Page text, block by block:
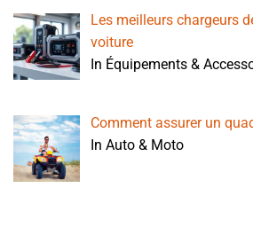
Les meilleurs chargeurs
voiture
In Équipements &
Comment assurer un
In Auto & Moto